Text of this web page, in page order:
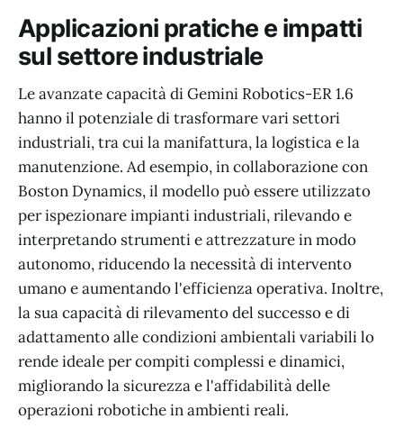
Applicazioni pratiche e impatti
sul settore industriale
Le avanzate capacità di Gemini Robotics-ER 1.6
hanno il potenziale di trasformare vari settori
industriali, tra cui la manifattura, la logistica e la
manutenzione. Ad esempio, in collaborazione con
Boston Dynamics, il modello può essere utilizzato
per ispezionare impianti industriali, rilevando e
interpretando strumenti e attrezzature in modo
autonomo, riducendo la necessità di intervento
umano e aumentando l'efficienza operativa. Inoltre,
la sua capacità di rilevamento del successo e di
adattamento alle condizioni ambientali variabili lo
rende ideale per compiti complessi e dinamici,
migliorando la sicurezza e l'affidabilità delle
operazioni robotiche in ambienti reali.